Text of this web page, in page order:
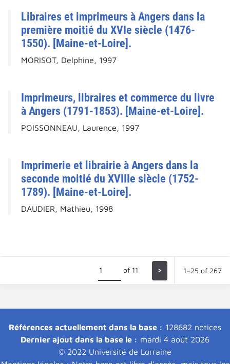
Libraires et imprimeurs à Angers dans la
première moitié du XVIe siècle (1476-
1550). [Maine-et-Loire].
MORISOT, Delphine, 1997
Imprimeurs, libraires et commerce du livre
à Angers (1791-1853). [Maine-et-Loire].
POISSONNEAU, Laurence, 1997
Imprimerie et librairie à Angers dans la
seconde moitié du XVIIIe siècle (1752-
1789). [Maine-et-Loire].
DAUDIER, Mathieu, 1998
of 11 > 1–25 of 267
Références actuellement dans la base : 128682 notices
Dernier ajout dans la base le : mardi 4 août 2026
© 2022 Université de Lorraine